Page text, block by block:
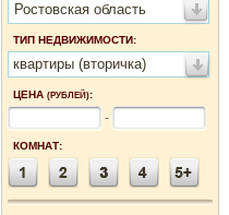
Ростовская область
ТИП НЕДВИЖИМОСТИ:
квартиры (вторичка)
ЦЕНА (РУБЛЕЙ):
-
КОМНАТ: